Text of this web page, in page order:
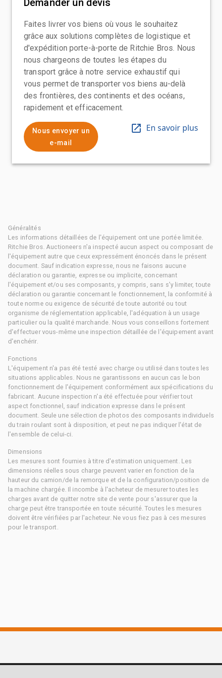
Faites livrer vos biens où vous le souhaitez
grâce aux solutions complètes de logistique et
d'expédition porte-à-porte de Ritchie Bros. Nous
nous chargeons de toutes les étapes du
transport grâce à notre service exhaustif qui
vous permet de transporter vos biens au-delà
des frontières, des continents et des océans,
rapidement et efficacement.
Nous envoyer un
e-mail
En savoir plus
Généralités
Les informations détaillées de l'équipement ont une portée limitée.
Ritchie Bros. Auctioneers n'a inspecté aucun aspect ou composant de
l'équipement autre que ceux expressément énoncés dans le présent
document. Sauf indication expresse, nous ne faisons aucune
déclaration ou garantie, expresse ou implicite, concernant
l'équipement et/ou ses composants, y compris, sans s'y limiter, toute
déclaration ou garantie concernant le fonctionnement, la conformité à
toute norme ou exigence de sécurité de toute autorité ou tout
organisme de réglementation applicable, l'adéquation à un usage
particulier ou la qualité marchande. Nous vous conseillons fortement
d'effectuer vous-même une inspection détaillée de l'équipement avant
d'enchérir.
Fonctions
L'équipement n'a pas été testé avec charge ou utilisé dans toutes les
situations applicables. Nous ne garantissons en aucun cas le bon
fonctionnement de l'équipement conformément aux spécifications du
fabricant. Aucune inspection n'a été effectuée pour vérifier tout
aspect fonctionnel, sauf indication expresse dans le présent
document. Seule une sélection de photos des composants individuels
du train roulant sont à disposition, et peut ne pas indiquer l'état de
l'ensemble de celui-ci.
Dimensions
Les mesures sont fournies à titre d'estimation uniquement. Les
dimensions réelles sous charge peuvent varier en fonction de la
hauteur du camion/de la remorque et de la configuration/position de
la machine chargée. Il incombe à l'acheteur de mesurer toutes les
charges avant de quitter notre site de vente pour s'assurer que la
charge peut être transportée en toute sécurité. Toutes les mesures
doivent être vérifiées par l'acheteur. Ne vous fiez pas à ces mesures
pour le transport.